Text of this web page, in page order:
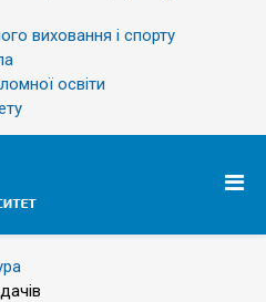
виховання і спорту
освіти